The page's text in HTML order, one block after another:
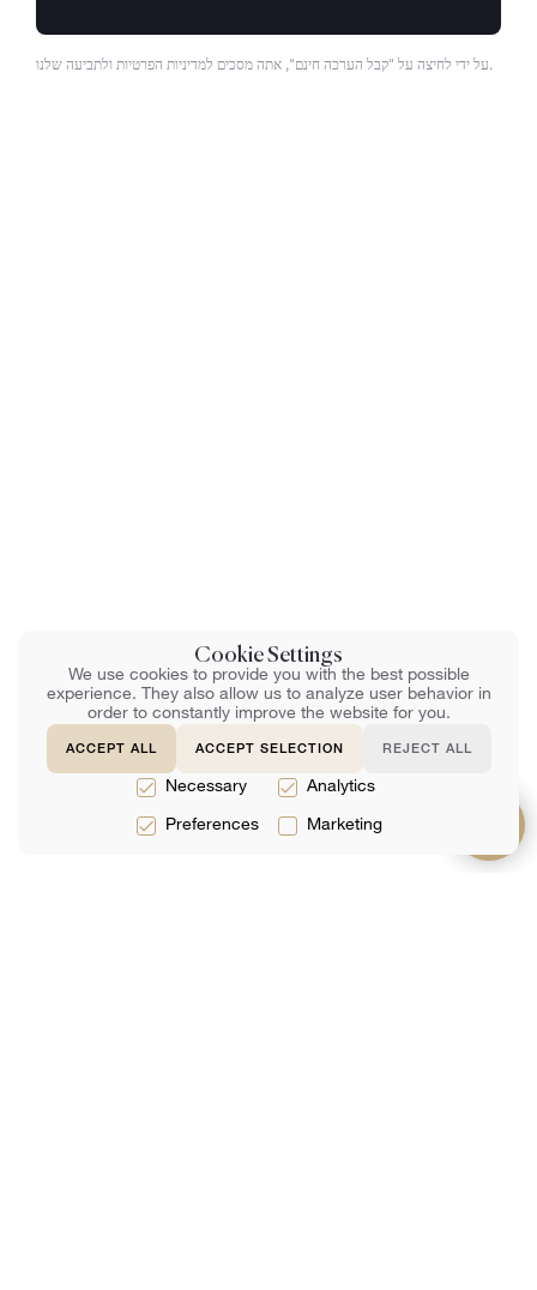
על ידי לחיצה על "קבל הערכה חינם", אתה מסכים למדיניות הפרטיות ולתביעה שלנו.
Cookie Settings
We use cookies to provide you with the best possible
experience. They also allow us to analyze user behavior in
order to constantly improve the website for you.
ACCEPT ALL ACCEPT SELECTION REJECT ALL
Necessary Analytics
Preferences Marketing